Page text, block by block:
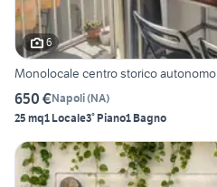
6
Monolocale centro storico autonomo
650 €Napoli(NA)
25 mq1 Locale3° Piano1 Bagno